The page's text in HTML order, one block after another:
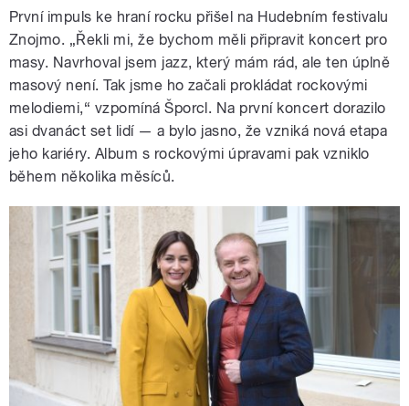
První impuls ke hraní rocku přišel na Hudebním festivalu
Znojmo. „Řekli mi, že bychom měli připravit koncert pro
masy. Navrhoval jsem jazz, který mám rád, ale ten úplně
masový není. Tak jsme ho začali prokládat rockovými
melodiemi,“ vzpomíná Šporcl. Na první koncert dorazilo
asi dvanáct set lidí — a bylo jasno, že vzniká nová etapa
jeho kariéry. Album s rockovými úpravami pak vzniklo
během několika měsíců.